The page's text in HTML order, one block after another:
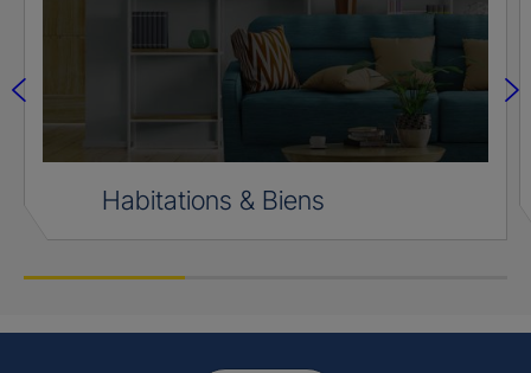
Habitations & Biens